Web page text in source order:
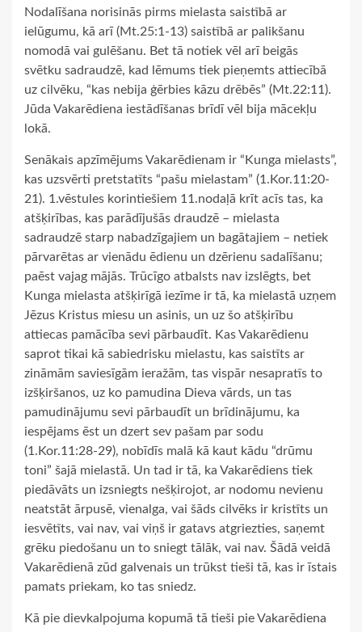
Nodalīšana norisinās pirms mielasta saistībā ar
ielūgumu, kā arī (Mt.25:1-13) saistībā ar palikšanu
nomodā vai gulēšanu. Bet tā notiek vēl arī beigās
svētku sadraudzē, kad lēmums tiek pieņemts attiecībā
uz cilvēku, “kas nebija ģērbies kāzu drēbēs” (Mt.22:11).
Jūda Vakarēdiena iestādīšanas brīdī vēl bija mācekļu
lokā.
Senākais apzīmējums Vakarēdienam ir “Kunga mielasts”,
kas uzsvērti pretstatīts “pašu mielastam” (1.Kor.11:20-
21). 1.vēstules korintiešiem 11.nodaļā krīt acīs tas, ka
atšķirības, kas parādījušās draudzē – mielasta
sadraudzē starp nabadzīgajiem un bagātajiem – netiek
pārvarētas ar vienādu ēdienu un dzērienu sadalīšanu;
paēst vajag mājās. Trūcīgo atbalsts nav izslēgts, bet
Kunga mielasta atšķirīgā iezīme ir tā, ka mielastā uzņem
Jēzus Kristus miesu un asinis, un uz šo atšķirību
attiecas pamācība sevi pārbaudīt. Kas Vakarēdienu
saprot tikai kā sabiedrisku mielastu, kas saistīts ar
zināmām saviesīgām ieražām, tas vispār nesapratīs to
izšķiršanos, uz ko pamudina Dieva vārds, un tas
pamudinājumu sevi pārbaudīt un brīdinājumu, ka
iespējams ēst un dzert sev pašam par sodu
(1.Kor.11:28-29), nobīdīs malā kā kaut kādu “drūmu
toni” šajā mielastā. Un tad ir tā, ka Vakarēdiens tiek
piedāvāts un izsniegts nešķirojot, ar nodomu nevienu
neatstāt ārpusē, vienalga, vai šāds cilvēks ir kristīts un
iesvētīts, vai nav, vai viņš ir gatavs atgriezties, saņemt
grēku piedošanu un to sniegt tālāk, vai nav. Šādā veidā
Vakarēdienā zūd galvenais un trūkst tieši tā, kas ir īstais
pamats priekam, ko tas sniedz.
Kā pie dievkalpojuma kopumā tā tieši pie Vakarēdiena